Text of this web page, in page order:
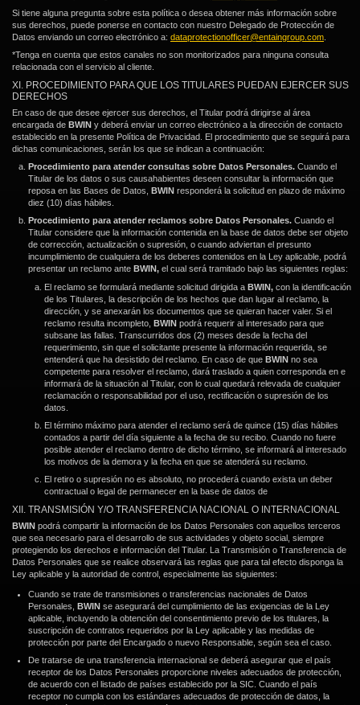
Si tiene alguna pregunta sobre esta política o desea obtener más información sobre
sus derechos, puede ponerse en contacto con nuestro Delegado de Protección de
Datos enviando un correo electrónico a: dataprotectionofficer@entaingroup.com
*Tenga en cuenta que estos canales no son monitorizados para ninguna consulta
relacionada con el servicio al cliente.
XI. PROCEDIMIENTO PARA QUE LOS TITULARES PUEDAN EJERCER SUS
DERECHOS
En caso de que desee ejercer sus derechos, el Titular podrá dirigirse al área
encargada de BWIN y deberá enviar un correo electrónico a la dirección de contacto
establecido en la presente Política de Privacidad. El procedimiento que se seguirá para
dichas comunicaciones, serán los que se indican a continuación:
Procedimiento para atender consultas sobre Datos Personales. Cuando el
Titular de los datos o sus causahabientes deseen consultar la información que
reposa en las Bases de Datos, BWIN responderá la solicitud en plazo de máximo
diez (10) días hábiles.
Procedimiento para atender reclamos sobre Datos Personales. Cuando el
Titular considere que la información contenida en la base de datos debe ser objeto
de corrección, actualización o supresión, o cuando adviertan el presunto
incumplimiento de cualquiera de los deberes contenidos en la Ley aplicable, podrá
presentar un reclamo ante BWIN, el cual será tramitado bajo las siguientes reglas:
El reclamo se formulará mediante solicitud dirigida a BWIN, con la identificación
de los Titulares, la descripción de los hechos que dan lugar al reclamo, la
dirección, y se anexarán los documentos que se quieran hacer valer. Si el
reclamo resulta incompleto, BWIN podrá requerir al interesado para que
subsane las fallas. Transcurridos dos (2) meses desde la fecha del
requerimiento, sin que el solicitante presente la información requerida, se
entenderá que ha desistido del reclamo. En caso de que BWIN no sea
competente para resolver el reclamo, dará traslado a quien corresponda en e
informará de la situación al Titular, con lo cual quedará relevada de cualquier
reclamación o responsabilidad por el uso, rectificación o supresión de los
datos.
El término máximo para atender el reclamo será de quince (15) días hábiles
contados a partir del día siguiente a la fecha de su recibo. Cuando no fuere
posible atender el reclamo dentro de dicho término, se informará al interesado
los motivos de la demora y la fecha en que se atenderá su reclamo.
El retiro o supresión no es absoluto, no procederá cuando exista un deber
contractual o legal de permanecer en la base de datos de
XII. TRANSMISIÓN Y/O TRANSFERENCIA NACIONAL O INTERNACIONAL
BWIN podrá compartir la información de los Datos Personales con aquellos terceros
que sea necesario para el desarrollo de sus actividades y objeto social, siempre
protegiendo los derechos e información del Titular. La Transmisión o Transferencia de
Datos Personales que se realice observará las reglas que para tal efecto disponga la
Ley aplicable y la autoridad de control, especialmente las siguientes:
Cuando se trate de transmisiones o transferencias nacionales de Datos
Personales, BWIN se asegurará del cumplimiento de las exigencias de la Ley
aplicable, incluyendo la obtención del consentimiento previo de los titulares, la
suscripción de contratos requeridos por la Ley aplicable y las medidas de
protección por parte del Encargado o nuevo Responsable, según sea el caso.
De tratarse de una transferencia internacional se deberá asegurar que el país
receptor de los Datos Personales proporcione niveles adecuados de protección,
de acuerdo con el listado de países establecido por la SIC. Cuando el país
receptor no cumpla con los estándares adecuados de protección de datos, la